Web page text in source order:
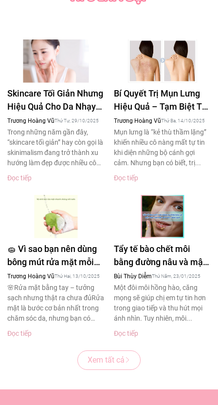
Skincare Tối Giản Nhưng
Hiệu Quả Cho Da Nhạy
Cảm – Xu Hướng Làm
Đẹp 2025
Trương Hoàng VũThứ Tư, 29/10/2025
Trong những năm gần đây,
“skincare tối giản” hay còn gọi là
skinimalism đang trở thành xu
hướng làm đẹp được nhiều cô
gái yêu thích....
Đọc tiếp
Bí Quyết Trị Mụn Lưng
Hiệu Quả – Tạm Biệt Tự
Ti Khi Diện Áo Hở Lưng
Trương Hoàng VũThứ Ba, 14/10/2025
Mụn lưng là “kẻ thù thầm lặng”
khiến nhiều cô nàng mất tự tin
khi diện những bộ cánh gợi
cảm. Nhưng bạn có biết, trị...
Đọc tiếp
🧽 Vì sao bạn nên dùng
bông mút rửa mặt mỗi
ngày – Bí quyết làm
sạch sâu cho làn da
khỏe đẹp
Trương Hoàng VũThứ Hai, 13/10/2025
🌸Rửa mặt bằng tay – tưởng
sạch nhưng thật ra chưa đủRửa
mặt là bước cơ bản nhất trong
chăm sóc da, nhưng bạn có
biết?Theo...
Đọc tiếp
Tẩy tế bào chết môi
bằng đường nâu và mật
ong tạm biệt đôi môi
thâm sạm
Bùi Thùy DiễmThứ Năm, 23/01/2025
Một đôi môi hồng hào, căng
mọng sẽ giúp chị em tự tin hơn
trong giao tiếp và thu hút mọi
ánh nhìn. Tuy nhiên, môi...
Đọc tiếp
Xem tất cả